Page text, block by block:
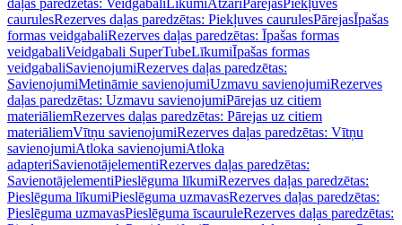
daļas paredzētas: Veidgabali LīkumiAtzari PārejasPiekļuves
caurulesRezerves daļas paredzētas: Piekļuves caurulesPārejasĪpašas
formas veidgabaliRezerves daļas paredzētas: Īpašas formas
veidgabaliVeidgabali SuperTubeLīkumiĪpašas formas
veidgabaliSavienojumiRezerves daļas paredzētas:
SavienojumiMetināmie savienojumiUzmavu savienojumiRezerves
daļas paredzētas: Uzmavu savienojumiPārejas uz citiem
materiāliemRezerves daļas paredzētas: Pārejas uz citiem
materiāliemVītņu savienojumiRezerves daļas paredzētas: Vītņu
savienojumiAtloka savienojumiAtloka
adapteriSavienotājelementiRezerves daļas paredzētas:
SavienotājelementiPieslēguma līkumiRezerves daļas paredzētas:
Pieslēguma līkumiPieslēguma uzmavasRezerves daļas paredzētas:
Pieslēguma uzmavasPieslēguma īscauruleRezerves daļas paredzētas: